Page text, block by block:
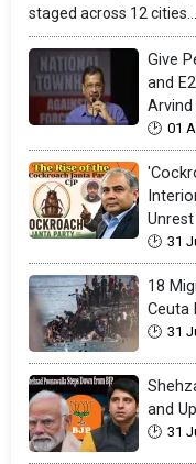
staged across 12 cities...
Give
and
Arvind
01
31
18
Ceuta
31
and
31